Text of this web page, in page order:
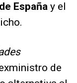
España y el
de